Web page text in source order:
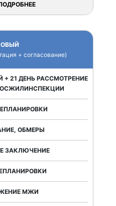
+ согласование)
+ 21 ДЕНЬ РАССМОТРЕНИЕ
ОБМЕРЫ
ЗАКЛЮЧЕНИЕ
МЖИ